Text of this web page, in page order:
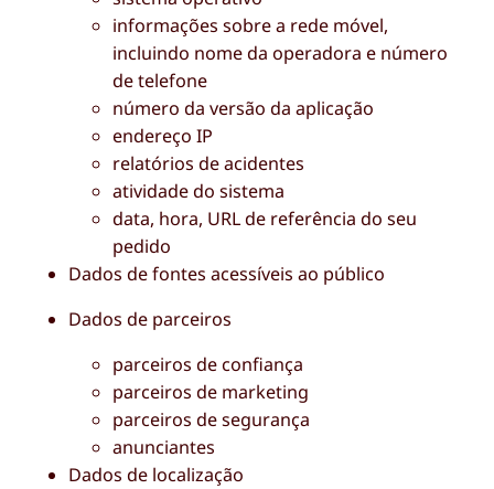
informações sobre a rede móvel,
incluindo nome da operadora e número
de telefone
número da versão da aplicação
endereço IP
relatórios de acidentes
atividade do sistema
data, hora, URL de referência do seu
pedido
Dados de fontes acessíveis ao público
Dados de parceiros
parceiros de confiança
parceiros de marketing
parceiros de segurança
anunciantes
Dados de localização